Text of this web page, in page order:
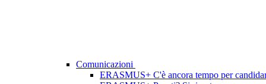
Comunicazioni
ERASMUS+ C'è ancora tempo per